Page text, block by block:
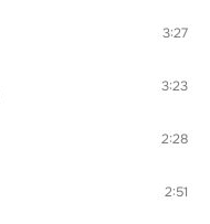
3:27
3:23
2:28
2:51